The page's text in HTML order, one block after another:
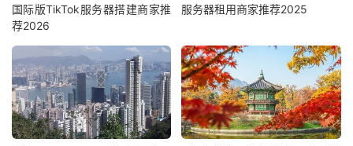
国际版TikTok服务器搭建商家推
荐2026
服务器租用商家推荐2025